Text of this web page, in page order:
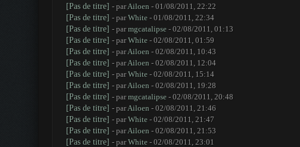
[Pas de titre] - parAiloen - 01/08/2011, 22:22
[Pas de titre] - parWhite- 01/08/2011, 22:34
[Pas de titre] - parmgcatalipse- 02/08/2011, 01:13
[Pas de titre] - parWhite- 02/08/2011, 01:59
[Pas de titre] - parAiloen - 02/08/2011, 10:43
[Pas de titre] - parAiloen - 02/08/2011, 12:04
[Pas de titre] - parWhite- 02/08/2011, 15:14
[Pas de titre] - parAiloen - 02/08/2011, 19:28
[Pas de titre] - parmgcatalipse- 02/08/2011, 20:48
[Pas de titre] - parAiloen - 02/08/2011, 21:46
[Pas de titre] - parWhite- 02/08/2011, 21:47
[Pas de titre] - parAiloen - 02/08/2011, 21:53
[Pas de titre] - parWhite- 02/08/2011, 23:01